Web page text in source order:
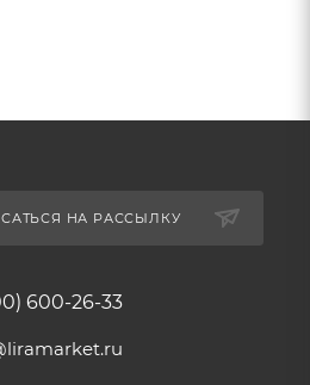
НА РАССЫЛКУ
600-26-33